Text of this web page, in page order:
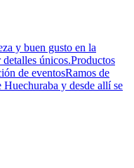
y buen gusto en la
únicos.Productos
de eventosRamos de
y desde allí se